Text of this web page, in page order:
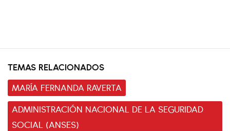
TEMAS RELACIONADOS
MARÍA FERNANDA RAVERTA
ADMINISTRACIÓN NACIONAL DE LA SEGURIDAD
SOCIAL (ANSES)